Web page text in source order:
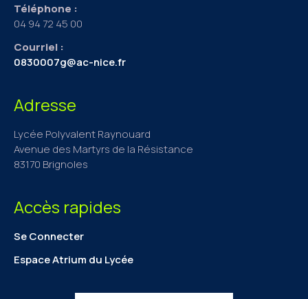
Téléphone :
04 94 72 45 00
Courriel :
0830007g@ac-nice.fr
Adresse
Lycée Polyvalent Raynouard
Avenue des Martyrs de la Résistance
83170 Brignoles
Accès rapides
Se Connecter
Espace Atrium du Lycée